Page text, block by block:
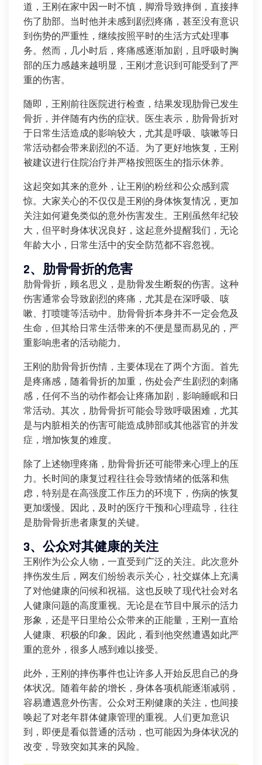
道，王刚在家中因一时不慎，脚滑导致摔倒，直接摔
伤了肋部。当时他并未感到剧烈疼痛，甚至没有意识
到伤势的严重性，继续按照平时的生活方式处理事
务。然而，几小时后，疼痛感逐渐加剧，且呼吸时胸
部的压力感越来越明显，王刚才意识到可能受到了严
重的伤害。
随即，王刚前往医院进行检查，结果发现肋骨已发生
骨折，并伴随有内伤的症状。医生表示，肋骨骨折对
于日常生活造成的影响较大，尤其是呼吸、咳嗽等日
常活动都会带来剧烈的不适。为了更好地恢复，王刚
被建议进行住院治疗并严格按照医生的指示休养。
这起突如其来的意外，让王刚的粉丝和公众感到震
惊。大家关心的不仅仅是王刚的身体恢复情况，更加
关注如何避免类似的意外伤害发生。王刚虽然年纪较
大，但平时身体状况良好，这起意外提醒我们，无论
年龄大小，日常生活中的安全防范都不容忽视。
2、肋骨骨折的危害
肋骨骨折，顾名思义，是肋骨发生断裂的伤害。这种
伤害通常会导致剧烈的疼痛，尤其是在深呼吸、咳
嗽、打喷嚏等活动中。肋骨骨折本身并不一定会危及
生命，但其给日常生活带来的不便是显而易见的，严
重影响患者的活动能力。
王刚的肋骨骨折伤情，主要体现在了两个方面。首先
是疼痛感，随着骨折的加重，伤处会产生剧烈的刺痛
感，任何不当的动作都会让疼痛加剧，影响睡眠和日
常活动。其次，肋骨骨折可能会导致呼吸困难，尤其
是与内脏相关的伤害可能造成肺部或其他器官的并发
症，增加恢复的难度。
除了上述物理疼痛，肋骨骨折还可能带来心理上的压
力。长时间的康复过程往往会导致情绪的低落和焦
虑，特别是在高强度工作压力的环境下，伤病的恢复
更加缓慢。因此，及时的医疗干预和心理疏导，往往
是肋骨骨折患者康复的关键。
3、公众对其健康的关注
王刚作为公众人物，一直受到广泛的关注。此次意外
摔伤发生后，网友们纷纷表示关心，社交媒体上充满
了对他健康的问候和祝福。这也反映了现代社会对名
人健康问题的高度重视。无论是在节目中展示的活力
形象，还是平日里给公众带来的正能量，王刚一直给
人健康、积极的印象。因此，看到他突然遭遇如此严
重的意外，很多人感到难以接受。
此外，王刚的摔伤事件也让许多人开始反思自己的身
体状况。随着年龄的增长，身体各项机能逐渐减弱，
容易遭遇意外伤害。公众对王刚健康的关注，也间接
唤起了对老年群体健康管理的重视。人们更加意识
到，即便是看似普通的活动，也可能因为身体状况的
改变，导致突如其来的风险。